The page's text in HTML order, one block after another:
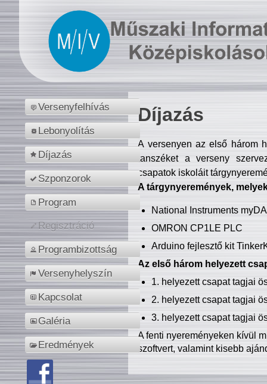
Versenyfelhívás
Lebonyolítás
Díjazás
Szponzorok
Program
Regisztráció
Programbizottság
Versenyhelyszín
Kapcsolat
Galéria
Eredmények
Díjazás
A versenyen az első három
tanszéket a verseny
csapatok iskoláit
A tárgynyeremények,
National Instruments
OMRON CP1LE PLC
Arduino fejlesztő kit
Az első három helyezett
1. helyezett csapat tagjai
2. helyezett csapat tagjai
3. helyezett csapat tagjai
A fenti nyereményeken kívül
szoftvert, valamint kisebb